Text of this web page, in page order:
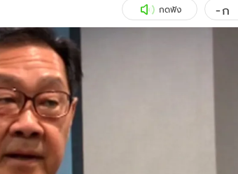
สุขภาพ
เที่ยว-กิน
ชียลได้ที่
กดฟัง -ก